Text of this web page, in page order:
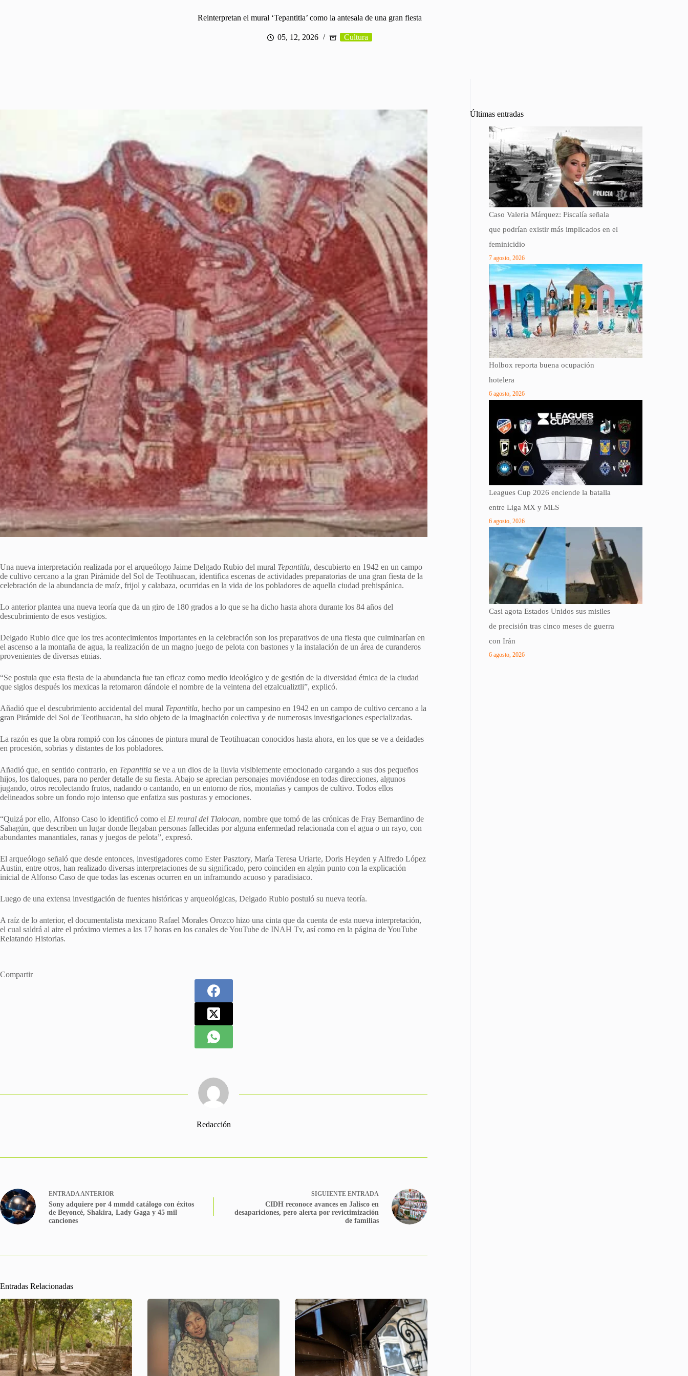
Reinterpretan el mural ‘Tepantitla’ como la antesala de una gran fiesta
05, 12, 2026 Cultura
Una nueva interpretación realizada por el arqueólogo Jaime Delgado Rubio del mural Tepantitla, descubierto en 1942 en un campo
de cultivo cercano a la gran Pirámide del Sol de Teotihuacan, identifica escenas de actividades preparatorias de una gran fiesta de la
celebración de la abundancia de maíz, frijol y calabaza, ocurridas en la vida de los pobladores de aquella ciudad prehispánica.
Lo anterior plantea una nueva teoría que da un giro de 180 grados a lo que se ha dicho hasta ahora durante los 84 años del
descubrimiento de esos vestigios.
Delgado Rubio dice que los tres acontecimientos importantes en la celebración son los preparativos de una fiesta que culminarían en
el ascenso a la montaña de agua, la realización de un magno juego de pelota con bastones y la instalación de un área de curanderos
provenientes de diversas etnias.
“Se postula que esta fiesta de la abundancia fue tan eficaz como medio ideológico y de gestión de la diversidad étnica de la ciudad
que siglos después los mexicas la retomaron dándole el nombre de la veintena del etzalcualiztli”, explicó.
Añadió que el descubrimiento accidental del mural Tepantitla, hecho por un campesino en 1942 en un campo de cultivo cercano a la
gran Pirámide del Sol de Teotihuacan, ha sido objeto de la imaginación colectiva y de numerosas investigaciones especializadas.
La razón es que la obra rompió con los cánones de pintura mural de Teotihuacan conocidos hasta ahora, en los que se ve a deidades
en procesión, sobrias y distantes de los pobladores.
Añadió que, en sentido contrario, en Tepantitla se ve a un dios de la lluvia visiblemente emocionado cargando a sus dos pequeños
hijos, los tlaloques, para no perder detalle de su fiesta. Abajo se aprecian personajes moviéndose en todas direcciones, algunos
jugando, otros recolectando frutos, nadando o cantando, en un entorno de ríos, montañas y campos de cultivo. Todos ellos
delineados sobre un fondo rojo intenso que enfatiza sus posturas y emociones.
“Quizá por ello, Alfonso Caso lo identificó como el El mural del Tlalocan, nombre que tomó de las crónicas de Fray Bernardino de
Sahagún, que describen un lugar donde llegaban personas fallecidas por alguna enfermedad relacionada con el agua o un rayo, con
abundantes manantiales, ranas y juegos de pelota”, expresó.
El arqueólogo señaló que desde entonces, investigadores como Ester Pasztory, María Teresa Uriarte, Doris Heyden y Alfredo López
Austin, entre otros, han realizado diversas interpretaciones de su significado, pero coinciden en algún punto con la explicación
inicial de Alfonso Caso de que todas las escenas ocurren en un inframundo acuoso y paradisiaco.
Luego de una extensa investigación de fuentes históricas y arqueológicas, Delgado Rubio postuló su nueva teoría.
A raíz de lo anterior, el documentalista mexicano Rafael Morales Orozco hizo una cinta que da cuenta de esta nueva interpretación,
el cual saldrá al aire el próximo viernes a las 17 horas en los canales de YouTube de INAH Tv, así como en la página de YouTube
Relatando Historias.
Compartir
Redacción
ENTRADA ANTERIOR
Sony adquiere por 4 mmdd catálogo con éxitos
de Beyoncé, Shakira, Lady Gaga y 45 mil
canciones
SIGUIENTE ENTRADA
CIDH reconoce avances en Jalisco en
desapariciones, pero alerta por revictimización
de familias
Entradas Relacionadas
Últimas entradas
Caso Valeria Márquez: Fiscalía señala
que podrían existir más implicados en el
feminicidio
7 agosto, 2026
Holbox reporta buena ocupación
hotelera
6 agosto, 2026
Leagues Cup 2026 enciende la batalla
entre Liga MX y MLS
6 agosto, 2026
Casi agota Estados Unidos sus misiles
de precisión tras cinco meses de guerra
con Irán
6 agosto, 2026